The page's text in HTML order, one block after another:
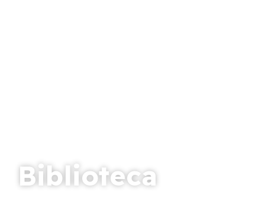
Biblioteca